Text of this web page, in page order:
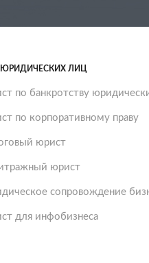
ЛИЦ
по банкротству
по корпоративному праву
юрист
юрист
сопровождение
для инфобизнеса